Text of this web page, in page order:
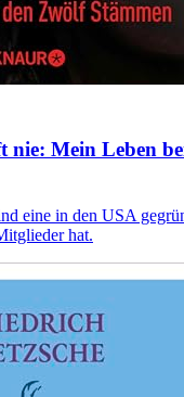
nie: Mein Leben
eine in den USA
hat.